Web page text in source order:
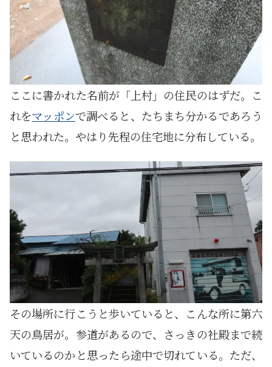
ここに書かれた名前が「上村」の住民のはずだ。こ
れをマッポンで調べると、たちまち分かるであろう
と思われた。やはり先程の住宅地に分布している。
その場所に行こうと歩いていると、こんな所に第六
天の鳥居が。参道があるので、さっきの社殿まで続
いているのかと思ったら途中で切れている。ただ、